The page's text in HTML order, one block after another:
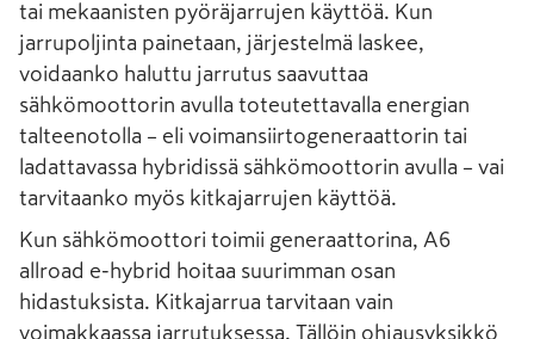
tai mekaanisten pyöräjarrujen käyttöä. Kun
jarrupoljinta painetaan, järjestelmä laskee,
voidaanko haluttu jarrutus saavuttaa
sähkömoottorin avulla toteutettavalla energian
talteenotolla – eli voimansiirtogeneraattorin tai
ladattavassa hybridissä sähkömoottorin avulla – vai
tarvitaanko myös kitkajarrujen käyttöä.
Kun sähkömoottori toimii generaattorina, A6
allroad e-hybrid hoitaa suurimman osan
hidastuksista. Kitkajarrua tarvitaan vain
voimakkaassa jarrutuksessa. Tällöin ohjausyksikkö